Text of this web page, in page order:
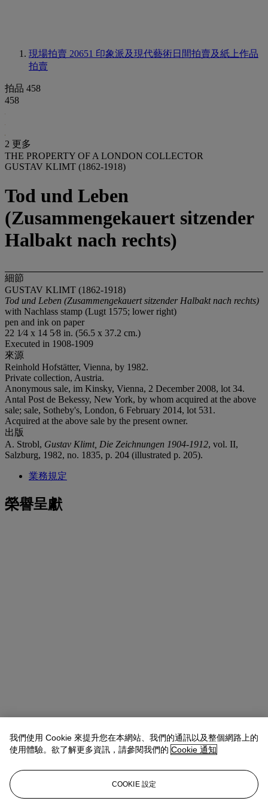
現場拍賣 20651 印象派及現代藝術日間拍賣及紙上作品
拍賣
拍品 458
458
2 更多
THE PROPERTY OF A LONDON COLLECTOR
GUSTAV KLIMT (1862-1918)
Tod und Leben
(Zusammengekauert sitzender
Halbakt nach rechts)
細節
GUSTAV KLIMT (1862-1918)
Tod und Leben (Zusammengekauert sitzender Halbakt nach rechts)
with Nachlass stamp (Lugt 1575; lower right)
pen and ink on paper
22 1⁄4 x 14 5⁄8 in. (56.5 x 37.2 cm.)
Executed in 1908-1909
來源
Reinhold Hofstätter, Vienna, by 1982.
Private collection, Austria.
Anonymous sale, im Kinsky, Vienna, 2 December 2008, lot 34.
Antal Post de Bekessy, New York, by whom acquired at the above
sale; sale, Sotheby's, London, 6 February 2014, lot 531.
Acquired at the above sale by the present owner.
出版
A. Strobl, Gustav Klimt, Die Zeichnungen 1904-1912, vol. II,
Salzburg, 1982, no. 1835, p. 204 (illustrated p. 205).
業務規定
榮譽呈獻
Micol FlocchiniSenior Specialist, Head of Core Sales
我們使用 Cookie 來提升您在本網站、我們的通訊以及整個網路上的
使用體驗。欲了解更多資訊，請參閱我們的 Cookie 通知
COOKIE 設定